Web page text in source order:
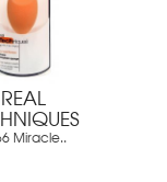
REAL
Miracle..